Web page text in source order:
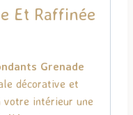
Et Raffinée
Grenade
décorative et
votre intérieur une